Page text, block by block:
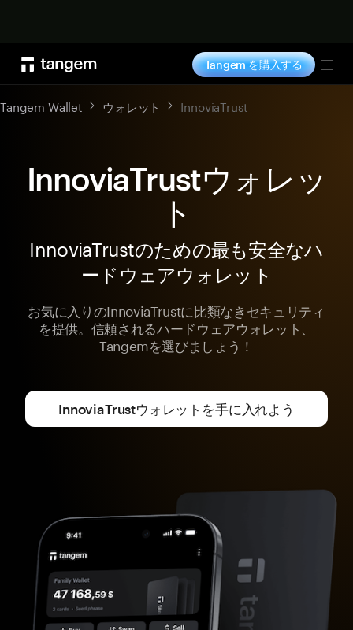
Tangem を購入する
Tangem Wallet ウォレット InnoviaTrust
InnoviaTrustウォレッ
ト
InnoviaTrustのための最も安全なハ
ードウェアウォレット
お気に入りのInnoviaTrustに比類なきセキュリティ
を提供。信頼されるハードウェアウォレット、
Tangemを選びましょう！
InnoviaTrustウォレットを手に入れよう